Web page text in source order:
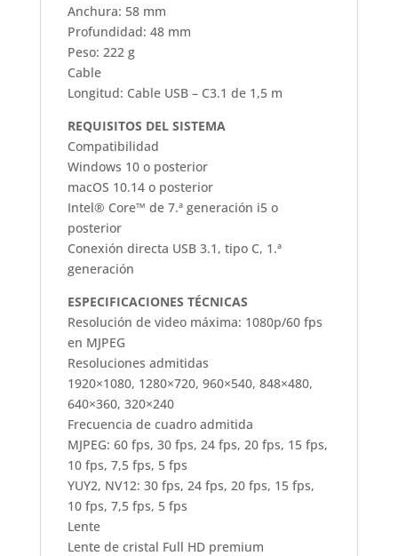
Anchura: 58 mm
Profundidad: 48 mm
Peso: 222 g
Cable
Longitud: Cable USB – C3.1 de 1,5 m
REQUISITOS DEL SISTEMA
Compatibilidad
Windows 10 o posterior
macOS 10.14 o posterior
Intel® Core™ de 7.ª generación i5 o
posterior
Conexión directa USB 3.1, tipo C, 1.ª
generación
ESPECIFICACIONES TÉCNICAS
Resolución de video máxima: 1080p/60 fps
en MJPEG
Resoluciones admitidas
1920×1080, 1280×720, 960×540, 848×480,
640×360, 320×240
Frecuencia de cuadro admitida
MJPEG: 60 fps, 30 fps, 24 fps, 20 fps, 15 fps,
10 fps, 7,5 fps, 5 fps
YUY2, NV12: 30 fps, 24 fps, 20 fps, 15 fps,
10 fps, 7,5 fps, 5 fps
Lente
Lente de cristal Full HD premium